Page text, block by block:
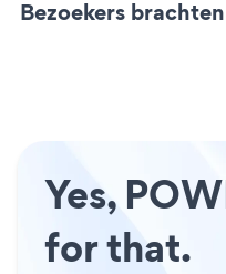
Bezoekers brachten
Yes,
for that.